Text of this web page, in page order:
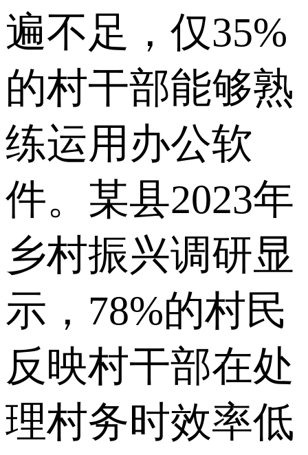
遍不足，仅35%
的村干部能够熟
练运用办公软
件。某县2023年
乡村振兴调研显
示，78%的村民
反映村干部在处
理村务时效率低